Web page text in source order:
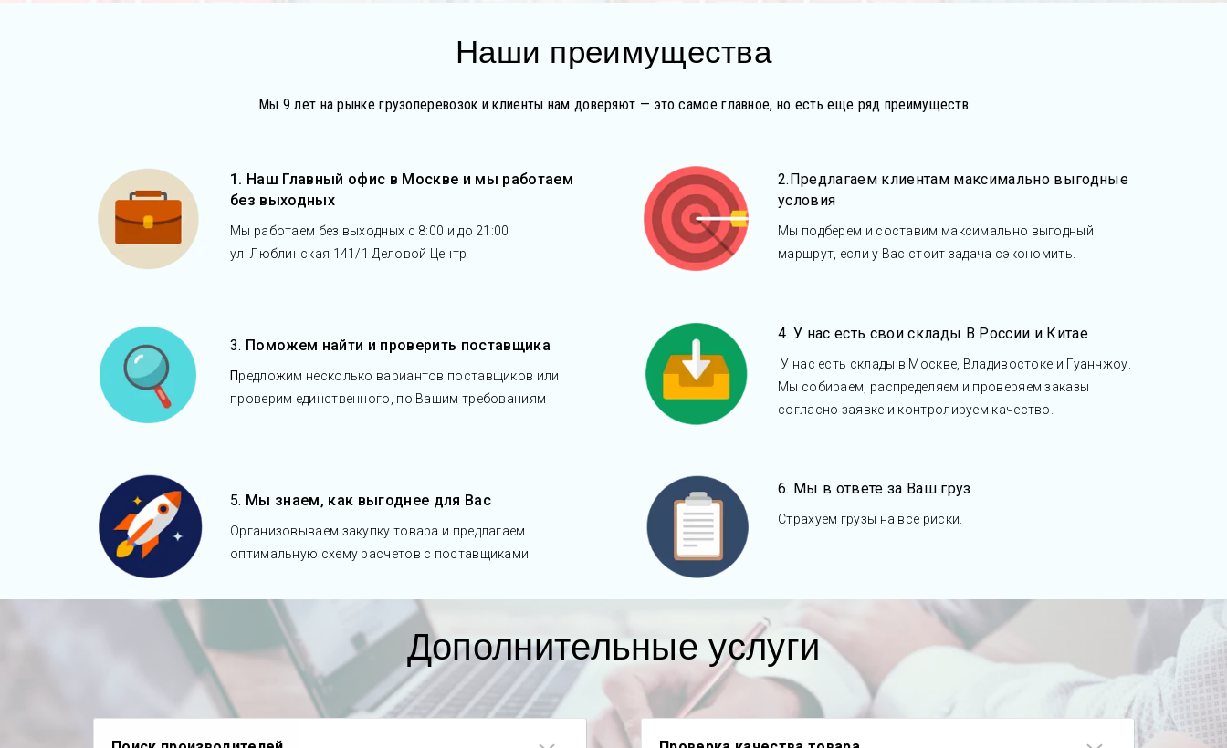
Наши преимущества
Мы 9 лет на рынке грузоперевозок и клиенты нам доверяют — это самое главное, но есть еще ряд преимуществ
1. Наш Главный офис в Москве и мы работаем
без выходных
Мы работаем без выходных с 8:00 и до 21:00
ул. Люблинская 141/1 Деловой Центр
2.Предлагаем клиентам максимально выгодные
условия
Мы подберем и составим максимально выгодный
маршрут, если у Вас стоит задача сэкономить.
3. Поможем найти и проверить поставщика
Предложим несколько вариантов поставщиков или
проверим единственного, по Вашим требованиям
4. У нас есть свои склады В России и Китае
У нас есть склады в Москве, Владивостоке и Гуанчжоу.
Мы собираем, распределяем и проверяем заказы
согласно заявке и контролируем качество.
5. Мы знаем, как выгоднее для Вас
Организовываем закупку товара и предлагаем
оптимальную схему расчетов с поставщиками
6. Мы в ответе за Ваш груз
Страхуем грузы на все риски.
Дополнительные услуги